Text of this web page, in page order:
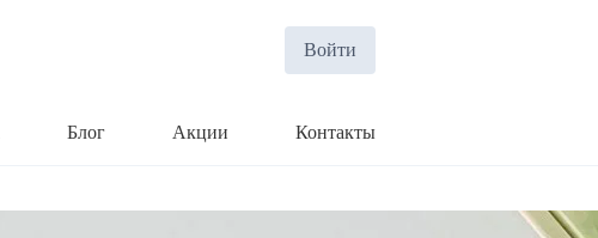
Войти
Блог Акции Контакты